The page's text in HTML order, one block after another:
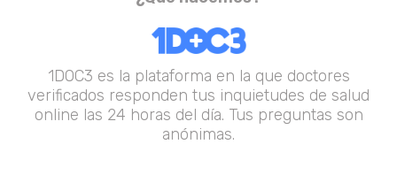
1DOC3 es la plataforma en la que doctores
verificados responden tus inquietudes de salud
online las 24 horas del día. Tus preguntas son
anónimas.